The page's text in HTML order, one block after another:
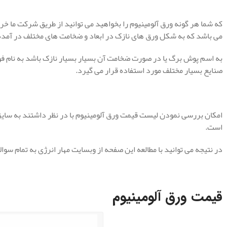
که شما هر گونه ورق آلومینیوم را بخواهید می توانید از طریق شرکت ما
می باشد که به شکل ورق های نازک در ابعاد و ضخامت های مختلف در
به اسم پوش برگ یا در صورت ضخامت آن بسیار بسیار نازک باشد به نام
صنایع بسیار مختلف مورد استفاده قرار می گیرد.
امکان بررسی نمودن لیست قیمت ورق آلومینیوم با در نظر داشتند به
است.
در نتیجه می توانید با مطالعه این صفحه از وبسایت مهار انرژی به تمام
قیمت ورق آلومینیوم